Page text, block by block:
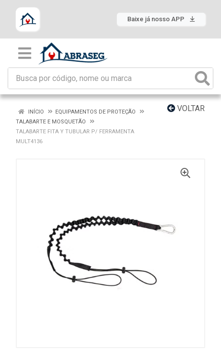
Baixe já nosso APP
VOLTAR
INÍCIO
EQUIPAMENTOS DE PROTEÇÃO
TALABARTE E MOSQUETÃO
TALABARTE FITA Y TUBULAR P/ FERRAMENTA
MULT4136